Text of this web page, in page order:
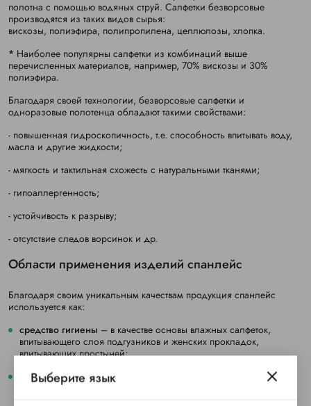
полотна с помощью водяных струй. Салфетки безворсовые
производятся из таких видов сырья:
вискозы, полиэфира, полипропилена, целлюлозы, хлопка.
* Наиболее популярны салфетки из комбинаций выше
перечисленных материалов, например, 70% вискозы и 30%
полиэфира.
Благодаря своей технологии, безворсовые салфетки и
одноразовые полотенца обладают такими свойствами:
- повышенная гидроскопичность, т.е. способность впитывать воду,
масла и другие жидкости;
- мягкость и тактильная схожесть с натуральными тканями;
- гипоаллергенность;
- устойчивость к разрыву;
- отсутствие следов ворсинок и др.
Области применения изделий спанлейс
Благодаря своим уникальным качествам продукция спанлейс
используется как:
средство гигиены – в качестве основы влажных салфеток,
впитывающего слоя подгузников и женских прокладок,
впитывающих простыней;
как медицинская одежда и белье
, перевязочные материалы,
одноразовые полотенца,
Выберите язык